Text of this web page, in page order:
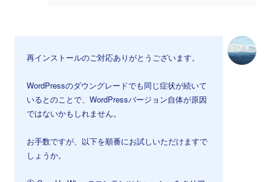
再インストールのご対応ありがとうございます。
WordPressのダウングレードでも同じ症状が続いて
いるとのことで、WordPressバージョン自体が原因
ではないかもしれません。
お手数ですが、以下を順番にお試しいただけますで
しょうか。